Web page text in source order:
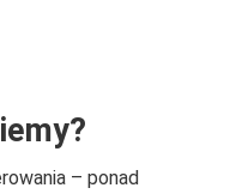
– ponad